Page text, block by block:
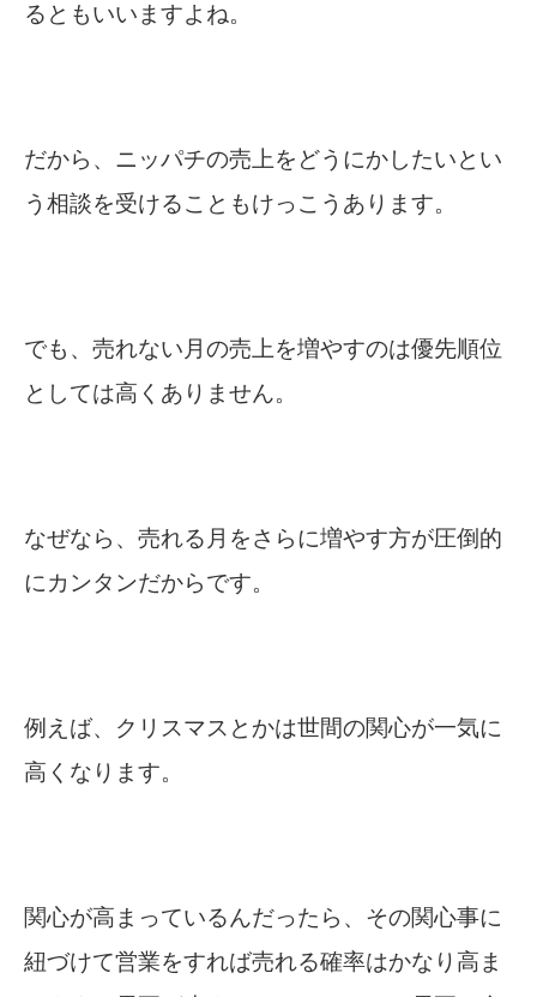
るともいいますよね。
だから、ニッパチの売上をどうにかしたいとい
う相談を受けることもけっこうあります。
でも、売れない月の売上を増やすのは優先順位
としては高くありません。
なぜなら、売れる月をさらに増やす方が圧倒的
にカンタンだからです。
例えば、クリスマスとかは世間の関心が一気に
高くなります。
関心が高まっているんだったら、その関心事に
紐づけて営業をすれば売れる確率はかなり高ま